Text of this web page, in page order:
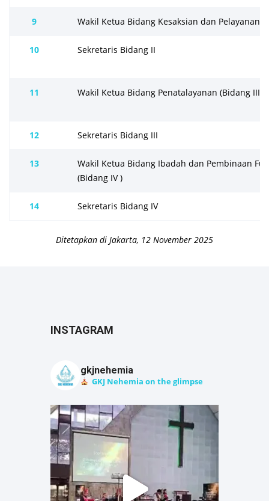
9 Wakil Ketua Bidang Kesaksian dan Pelayanan
10 Sekretaris Bidang II
11 Wakil Ketua Bidang Penatalayanan (Bidang III )
12 Sekretaris Bidang III
13
Wakil Ketua Bidang Ibadah dan Pembinaan
(Bidang IV )
14 Sekretaris Bidang IV
Ditetapkan di Jakarta, 12 November 2025
INSTAGRAM
gkjnehemia
GKJ Nehemia on the glimpse